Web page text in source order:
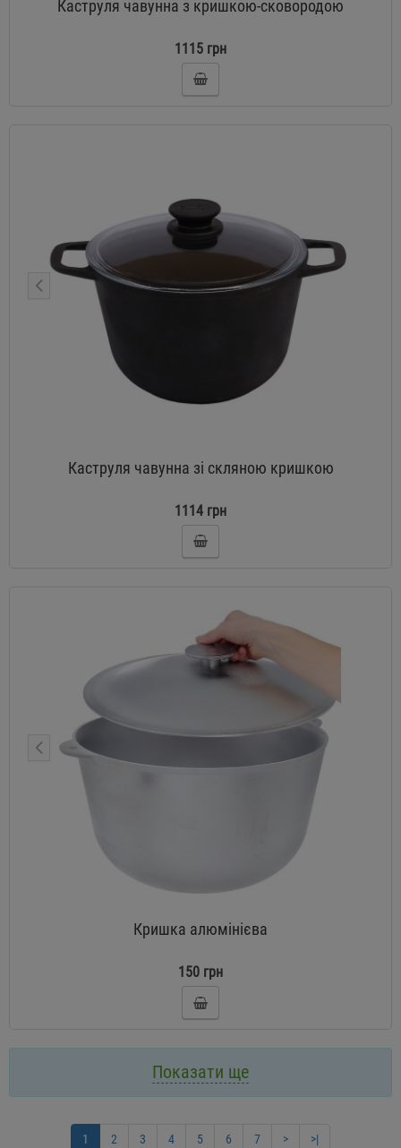
Каструля чавунна з кришкою-сковородою
1115 грн
Каструля чавунна зі скляною кришкою
1114 грн
Кришка алюмінієва
150 грн
Показати ще
1 2 3 4 5 6 7 >
>|